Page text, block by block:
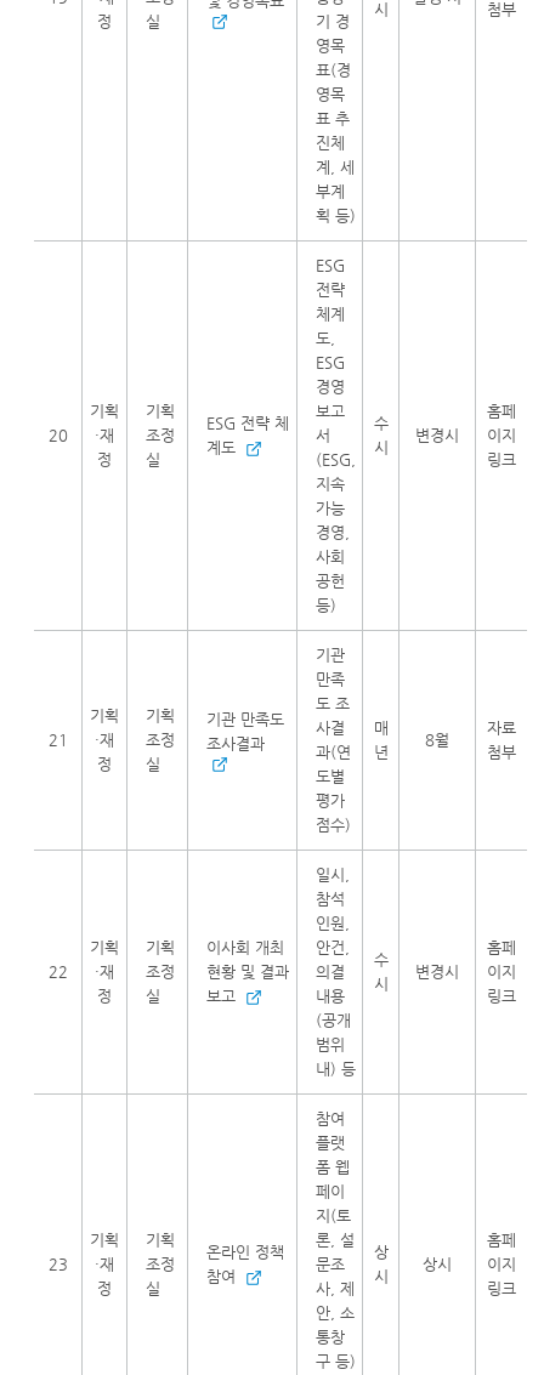
정
실
기 경
영목
표(경
영목
표 추
진체
계, 세
부계
획 등)
시 첨부
20
기획
·재
정
기획
조정
실
ESG 전략 체
계도
ESG
전략
체계
도,
ESG
경영
보고
서
(ESG,
지속
가능
경영,
사회
공헌
등)
수
시
변경시
홈페
이지
링크
21
기획
·재
정
기획
조정
실
기관 만족도
조사결과
기관
만족
도 조
사결
과(연
도별
평가
점수)
매
년
8월
자료
첨부
22
기획
·재
정
기획
조정
실
이사회 개최
현황 및 결과
보고
일시,
참석
인원,
안건,
의결
내용
(공개
범위
내) 등
수
시
변경시
홈페
이지
링크
23
기획
·재
정
기획
조정
실
온라인 정책
참여
참여
플랫
폼 웹
페이
지(토
론, 설
문조
사, 제
안, 소
통창
구 등)
상
시
상시
홈페
이지
링크